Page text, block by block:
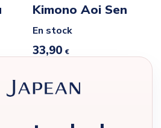
Kimono Aoi Sen
En stock
33,90 €